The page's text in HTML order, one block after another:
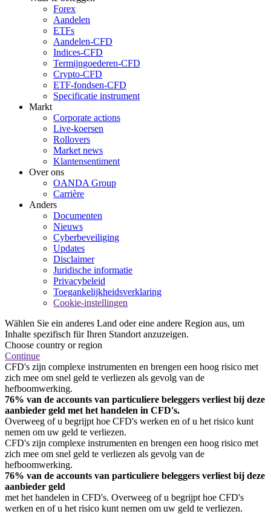
Forex
Aandelen
ETFs
Aandelen-CFD
Indices-CFD
Termijngoederen-CFD
Crypto-CFD
ETF-fondsen-CFD
Specificatie instrument
Markt
Corporate actions
Live-koersen
Rollovers
Market news
Klantensentiment
Over ons
OANDA Group
Carrière
Anders
Documenten
Nieuws
Cyberbeveiliging
Updates
Disclaimer
Juridische informatie
Privacybeleid
Toegankelijkheidsverklaring
Cookie-instellingen
Wählen Sie ein anderes Land oder eine andere Region aus, um
Inhalte spezifisch für Ihren Standort anzuzeigen.
Choose country or region
Continue
CFD's zijn complexe instrumenten en brengen een hoog risico met
zich mee om snel geld te verliezen als gevolg van de
hefboomwerking.
76% van de accounts van particuliere beleggers verliest bij deze
aanbieder geld met het handelen in CFD's.
Overweeg of u begrijpt hoe CFD's werken en of u het risico kunt
nemen om uw geld te verliezen.
CFD's zijn complexe instrumenten en brengen een hoog risico met
zich mee om snel geld te verliezen als gevolg van de
hefboomwerking.
76% van de accounts van particuliere beleggers verliest bij deze
aanbieder geld
met het handelen in CFD's. Overweeg of u begrijpt hoe CFD's
werken en of u het risico kunt nemen om uw geld te verliezen.